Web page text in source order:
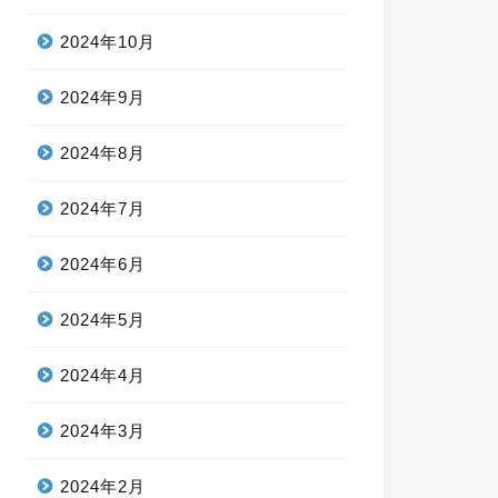
2024年10月
2024年9月
2024年8月
2024年7月
2024年6月
2024年5月
2024年4月
2024年3月
2024年2月